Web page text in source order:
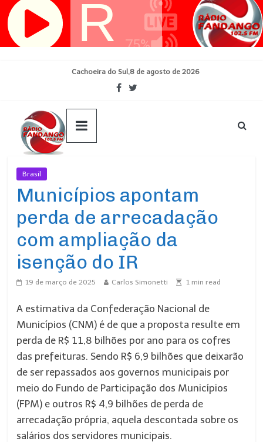
Pular
para
Cachoeira do Sul,8 de agosto de 2026
Brasil
Municípios apontam
perda de arrecadação
com ampliação da
isenção do IR
19 de março de 2025 Carlos Simonetti 1 min read
A estimativa da Confederação Nacional de
Municípios (CNM) é de que a proposta resulte em
perda de R$ 11,8 bilhões por ano para os cofres
das prefeituras. Sendo R$ 6,9 bilhões que deixarão
de ser repassados aos governos municipais por
meio do Fundo de Participação dos Municípios
(FPM) e outros R$ 4,9 bilhões de perda de
arrecadação própria, aquela descontada sobre os
salários dos servidores municipais.